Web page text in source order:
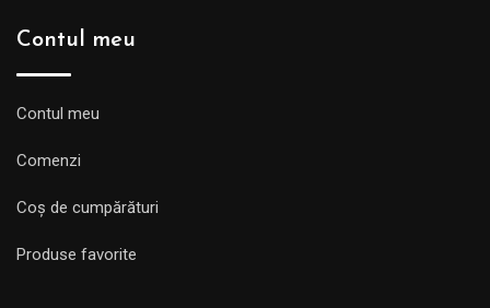
Contul meu
Contul meu
Comenzi
Coș de cumpărături
Produse favorite